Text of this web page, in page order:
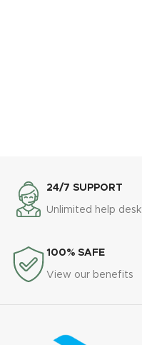
24/7 SUPPORT
Unlimited help desk
100% SAFE
View our benefits